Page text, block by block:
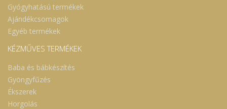
Gyógyhatású termékek
Ajándékcsomagok
Egyéb termékek
KÉZMŰVES TERMÉKEK
Baba és bábkészítés
Gyöngyfűzés
Ékszerek
Horgolás